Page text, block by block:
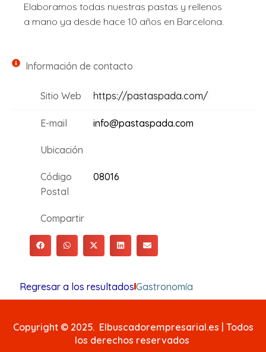
Elaboramos todas nuestras pastas y rellenos
a mano ya desde hace 10 años en Barcelona.
Información de contacto
Sitio Web https://pastaspada.com/
E-mail info@pastaspada.com
Ubicación
Código
Postal
08016
Compartir
Regresar a los resultadosGastronomía
Copyright © 2025. Elbuscadorempresarial.es | Todos
los derechos reservados